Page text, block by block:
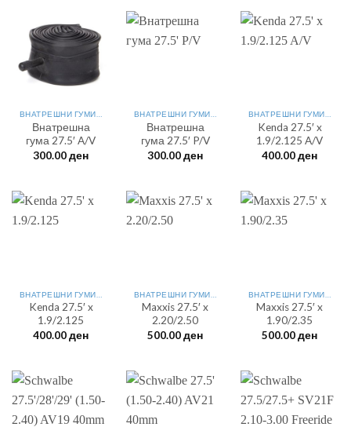
ВНАТРЕШНИ ГУМИ 27.5"
Внатрешна
гума 27.5′ A/V
300.00ден
ВНАТРЕШНИ ГУМИ 27.5"
Внатрешна
гума 27.5′ P/V
300.00ден
ВНАТРЕШНИ ГУМИ 27.5"
Kenda 27.5′ x
1.9/2.125 A/V
400.00ден
Kenda 27.5′ x
1.9/2.125
400.00ден
Maxxis 27.5′ x
2.20/2.50
500.00ден
Maxxis 27.5′ x
1.90/2.35
500.00ден